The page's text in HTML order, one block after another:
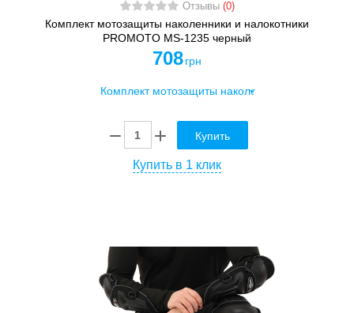
Отзывы (0)
Комплект мотозащиты наколенники и налокотники
PROMOTO MS-1235 черный
708 грн
Купить
Купить в 1 клик